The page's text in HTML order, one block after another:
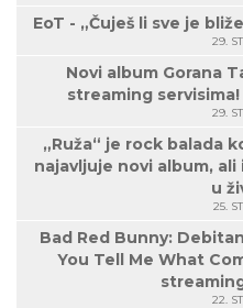
EoT - „Čuješ li sve je
29.
Novi album Gorana
streaming
29.
„Ruža“ je rock balada
najavljuje novi album,
u
25.
Bad Red Bunny:
You Tell Me What
22.